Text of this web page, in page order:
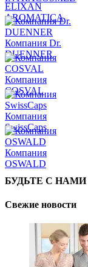
ELIXAN
AROMATICA
Компания Dr.
DUENNER
Компания
COSVAL
Компания
SwissCaps
Компания
OSWALD
БУДЬТЕ С НАМИ
Свежие новости